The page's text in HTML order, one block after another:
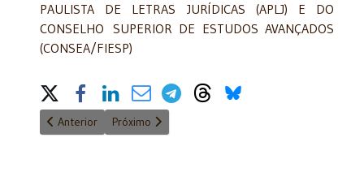
PAULISTA DE LETRAS JURÍDICAS (APLJ) E DO
CONSELHO SUPERIOR DE ESTUDOS AVANÇADOS
(CONSEA/FIESP)
Share on Social Media
Artigo anterior: Artigo 142 da Constituição Federal Quem
Anterior Próximo artigo: Nada a comemorar!
Próximo